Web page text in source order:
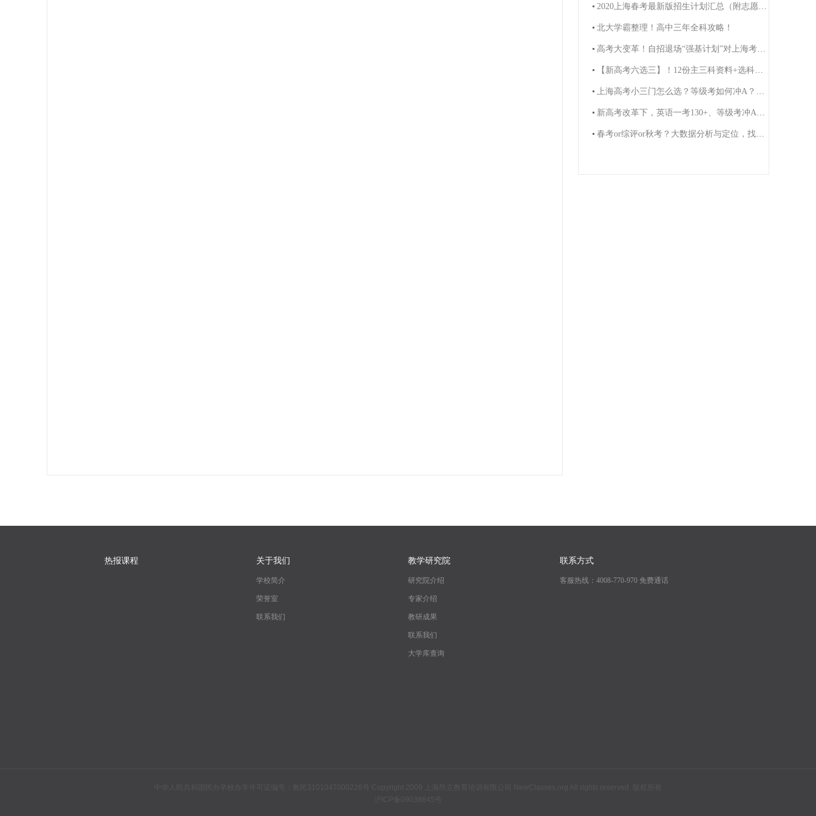
2020上海春考最新版招生计划汇总（附志愿填报攻略）
北大学霸整理！高中三年全科攻略！
高考大变革！自招退场“强基计划”对上海考生影响有多大？
【新高考六选三】！12份主三科资料+选科规划视频免费领！
上海高考小三门怎么选？等级考如何冲A？高一高二看过来！
新高考改革下，英语一考130+、等级考冲A+方法！（附学科礼包）
春考or综评or秋考？大数据分析与定位，找准适合你的升学途径
热报课程 关于我们
学校简介
荣誉室
联系我们
教学研究院
研究院介绍
专家介绍
教研成果
联系我们
大学库查询
联系方式
客服热线：4008-770-970 免费通话